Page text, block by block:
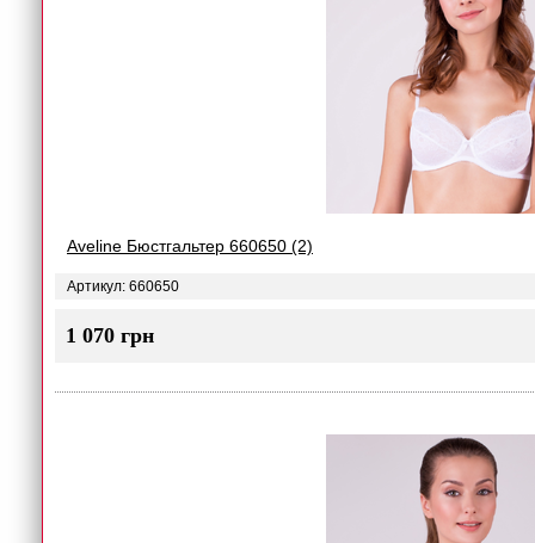
Aveline Бюстгальтер 660650 (2)
Артикул: 660650
1 070 грн